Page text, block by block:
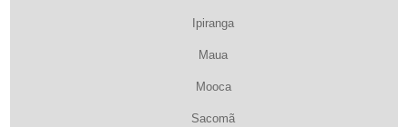
Ipiranga
Maua
Mooca
Sacomã